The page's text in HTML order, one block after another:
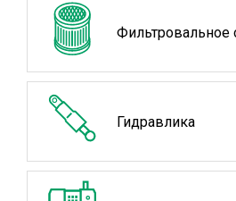
Фильтровальное
Гидравлика